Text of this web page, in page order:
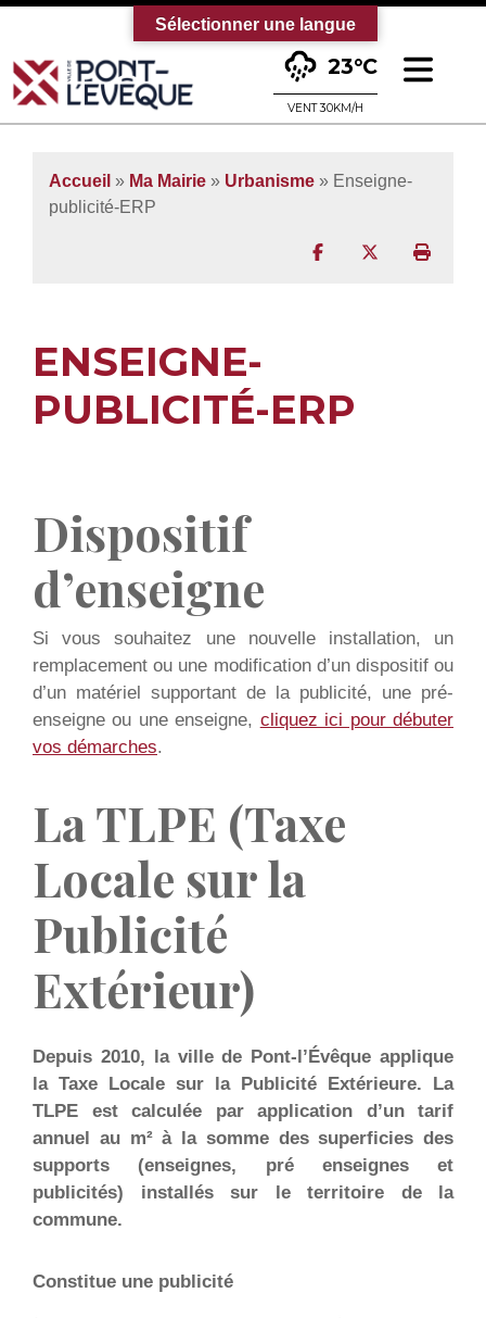
Bienvenue sur le site officiel de la
23°C
VENT 30KM/H
Accueil » Ma Mairie » Urbanisme » Enseigne-
publicité-ERP
Partager surPartager sur
ENSEIGNE-
PUBLICITÉ-ERP
Dispositif
d’enseigne
Si vous souhaitez une nouvelle installation, un
remplacement ou une modification d’un dispositif ou
d’un matériel supportant de la publicité, une pré-
enseigne ou une enseigne, cliquez ici pour débuter
vos démarches.
La TLPE (Taxe
Locale sur la
Publicité
Extérieur)
Depuis 2010, la ville de Pont-l’Évêque applique
la Taxe Locale sur la Publicité Extérieure. La
TLPE est calculée par application d’un tarif
annuel au m² à la somme des superficies des
supports (enseignes, pré enseignes et
publicités) installés sur le territoire de la
commune.
Constitue une publicité
Sélectionner une langue